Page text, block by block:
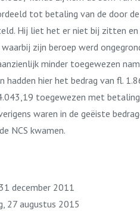
tot betaling van de door
Hij liet het er niet bij zitten en
zijn beroep werd
minder toegewezen
hadden hier het bedrag van fl.
toegewezen met
waren in de geëiste
NCS kwamen.
december 2011
27 augustus 2015